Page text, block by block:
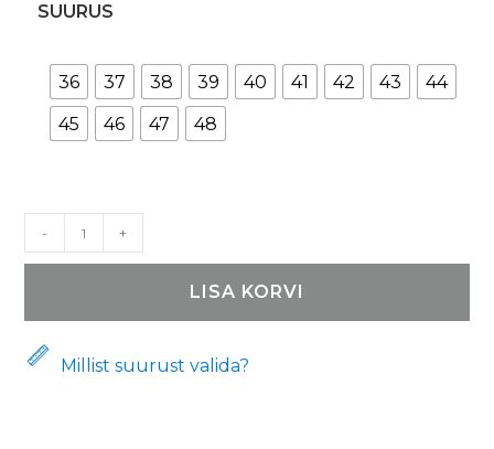
SUURUS
36 37 38 39 40 41 42 43
44
45
46 47 48
5531
- +
LISA KORVI
Millist suurust valida?